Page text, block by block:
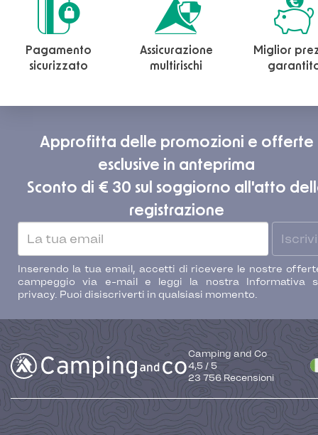
Pagamento
sicurizzato
Assicurazione
multirischi
Miglior
Approfitta delle promozioni e offerte
esclusive in anteprima
Sconto di € 30 sul soggiorno all'atto
registrazione
Inserendo la tua email, accetti di ricevere le nostre
campeggio via e-mail e leggi la nostra Informativa
privacy. Puoi disiscriverti in qualsiasi momento.
Camping and Co
4,5 / 5
23 756 Recensioni